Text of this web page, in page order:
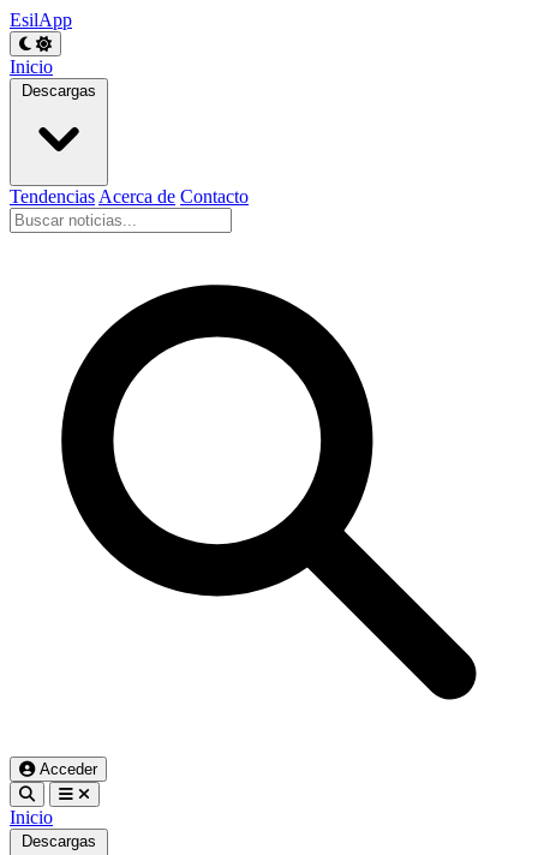
EsilApp
Inicio
Descargas
Tendencias Acerca de Contacto
Acceder
Inicio
Descargas